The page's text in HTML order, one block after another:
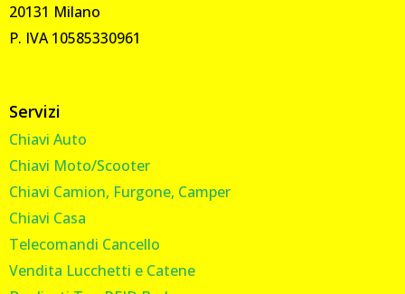
20131 Milano
P. IVA 10585330961
Servizi
Chiavi Auto
Chiavi Moto/Scooter
Chiavi Camion, Furgone, Camper
Chiavi Casa
Telecomandi Cancello
Vendita Lucchetti e Catene